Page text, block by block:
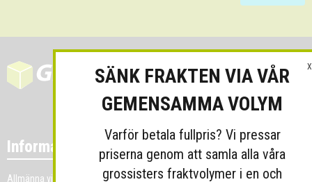
Information
Allmänna villkor
X
SÄNK FRAKTEN VIA VÅR
GEMENSAMMA VOLYM
Varför betala fullpris? Vi pressar
priserna genom att samla alla våra
grossisters fraktvolymer i en och